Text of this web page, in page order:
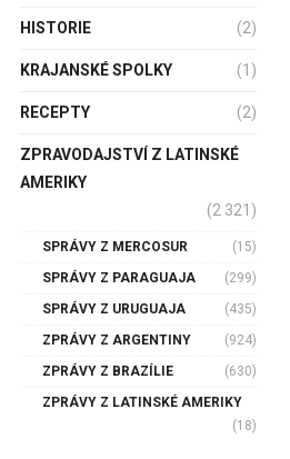
HISTORIE (2)
KRAJANSKÉ SPOLKY (1)
RECEPTY (2)
ZPRAVODAJSTVÍ Z LATINSKÉ
AMERIKY
(2 321)
SPRÁVY Z MERCOSUR
(15)
SPRÁVY Z PARAGUAJA
(299)
SPRÁVY Z URUGUAJA
(435)
ZPRÁVY Z ARGENTINY
(924)
ZPRÁVY Z BRAZÍLIE
(630)
ZPRÁVY Z LATINSKÉ AMERIKY
(18)